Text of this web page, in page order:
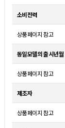
소비전력
상품페이지 참고
동일모델의 출시년월
상품페이지 참고
제조자
상품페이지 참고